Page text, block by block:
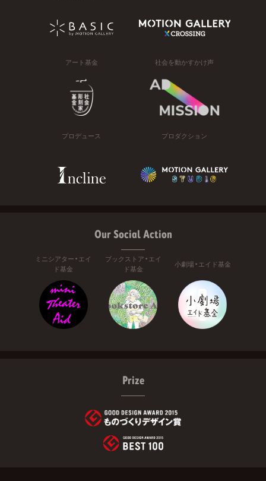
アート基金 社会を動かすかけ声
プロデュース プロダクション
Our Social Action
ミニシアター・エイ
ド基金
ブックストア・エイ
ド基金
小劇場・エイド基金
Prize